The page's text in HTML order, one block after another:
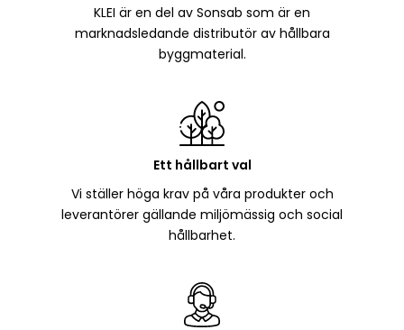
KLEI är en del av Sonsab som är en
marknadsledande distributör av hållbara
byggmaterial.
Ett hållbart val
Vi ställer höga krav på våra produkter och
leverantörer gällande miljömässig och social
hållbarhet.